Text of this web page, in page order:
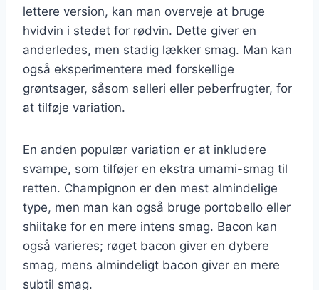
lettere version, kan man overveje at bruge
hvidvin i stedet for rødvin. Dette giver en
anderledes, men stadig lækker smag. Man kan
også eksperimentere med forskellige
grøntsager, såsom selleri eller peberfrugter, for
at tilføje variation.
En anden populær variation er at inkludere
svampe, som tilføjer en ekstra umami-smag til
retten. Champignon er den mest almindelige
type, men man kan også bruge portobello eller
shiitake for en mere intens smag. Bacon kan
også varieres; røget bacon giver en dybere
smag, mens almindeligt bacon giver en mere
subtil smag.